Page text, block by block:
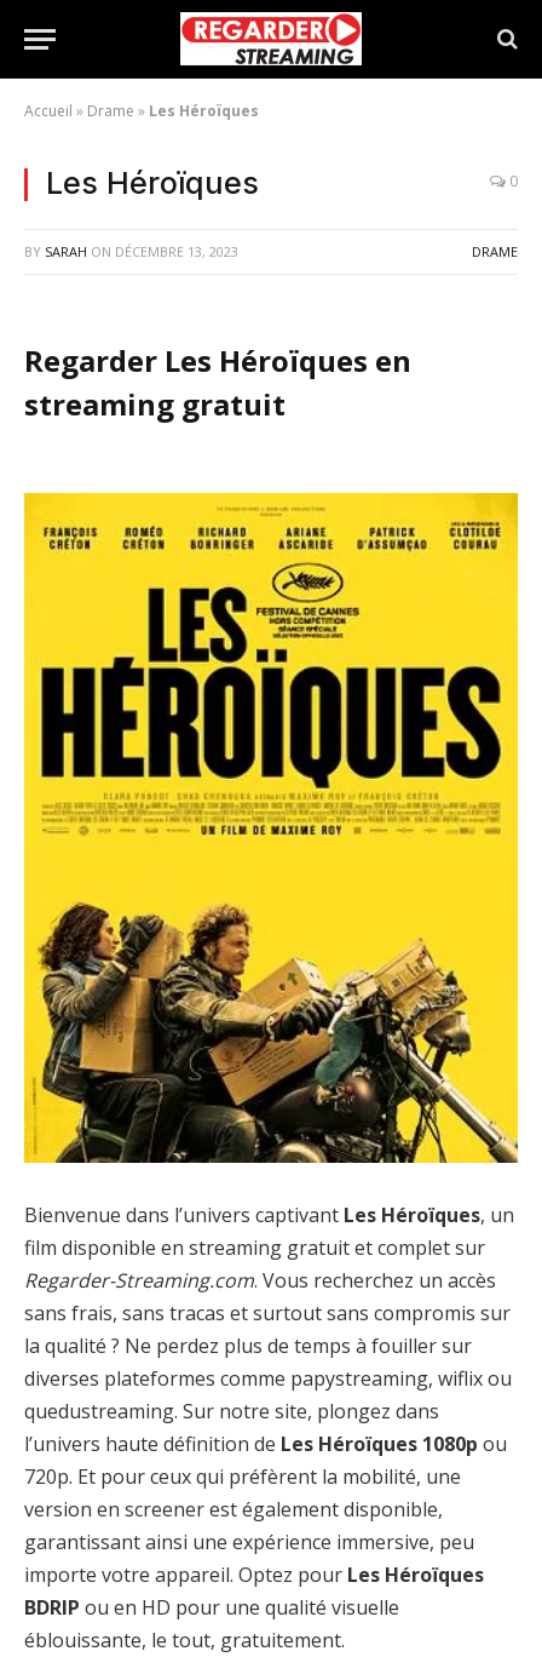
Accueil » Drame » Les Héroïques
Les Héroïques 0
BY SARAH ON DÉCEMBRE 13, 2023 DRAME
Regarder Les Héroïques en
streaming gratuit
Bienvenue dans l’univers captivant Les Héroïques, un
film disponible en streaming gratuit et complet sur
Regarder-Streaming.com. Vous recherchez un accès
sans frais, sans tracas et surtout sans compromis sur
la qualité ? Ne perdez plus de temps à fouiller sur
diverses plateformes comme papystreaming, wiflix ou
quedustreaming. Sur notre site, plongez dans
l’univers haute définition de Les Héroïques 1080p ou
720p. Et pour ceux qui préfèrent la mobilité, une
version en screener est également disponible,
garantissant ainsi une expérience immersive, peu
importe votre appareil. Optez pour Les Héroïques
BDRIP ou en HD pour une qualité visuelle
éblouissante, le tout, gratuitement.